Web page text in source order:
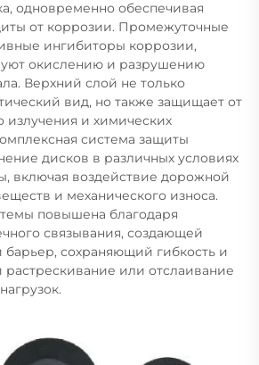
одновременно обеспечивая
от коррозии. Промежуточные
ингибиторы коррозии,
окислению и разрушению
Верхний слой не только
вид, но также защищает от
излучения и химических
система защиты
дисков в различных условиях
включая воздействие дорожной
и механического износа.
повышена благодаря
связывания, создающей
сохраняющий гибкость и
или отслаивание